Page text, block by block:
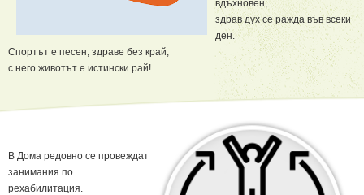
вдъхновен,
здрав дух се ражда във всеки
ден.
Спортът е песен, здраве без край,
с него животът е истински рай!
В Дома редовно се провеждат
занимания по
рехабилитация.